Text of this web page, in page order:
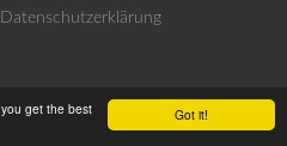
Got it!
get the best
Datenschutzerklärung